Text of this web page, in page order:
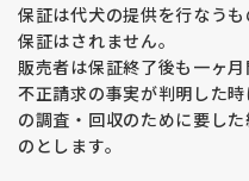
保証は代犬の提供を行なう
保証はされません。
販売者は保証終了後も一ヶ
不正請求の事実が判明した
の調査・回収のために要し
のとします。